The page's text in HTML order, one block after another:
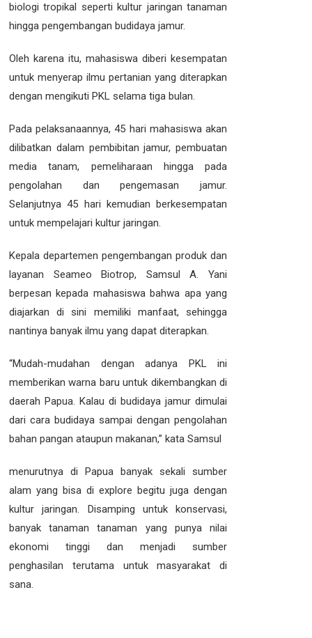
biologi tropikal seperti kultur jaringan tanaman
hingga pengembangan budidaya jamur.
Oleh karena itu, mahasiswa diberi kesempatan
untuk menyerap ilmu pertanian yang diterapkan
dengan mengikuti PKL selama tiga bulan.
Pada pelaksanaannya, 45 hari mahasiswa akan
dilibatkan dalam pembibitan jamur, pembuatan
media tanam, pemeliharaan hingga pada
pengolahan dan pengemasan jamur.
Selanjutnya 45 hari kemudian berkesempatan
untuk mempelajari kultur jaringan.
Kepala departemen pengembangan produk dan
layanan Seameo Biotrop, Samsul A. Yani
berpesan kepada mahasiswa bahwa apa yang
diajarkan di sini memiliki manfaat, sehingga
nantinya banyak ilmu yang dapat diterapkan.
“Mudah-mudahan dengan adanya PKL ini
memberikan warna baru untuk dikembangkan di
daerah Papua. Kalau di budidaya jamur dimulai
dari cara budidaya sampai dengan pengolahan
bahan pangan ataupun makanan,” kata Samsul
menurutnya di Papua banyak sekali sumber
alam yang bisa di explore begitu juga dengan
kultur jaringan. Disamping untuk konservasi,
banyak tanaman tanaman yang punya nilai
ekonomi tinggi dan menjadi sumber
penghasilan terutama untuk masyarakat di
sana.